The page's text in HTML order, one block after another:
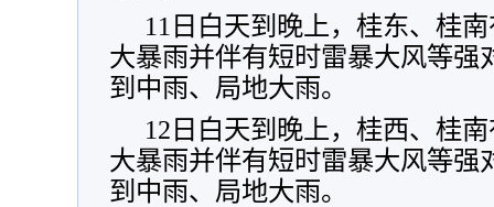
11日白天到晚上，桂东、桂
大暴雨并伴有短时雷暴大风等强
到中雨、局地大雨。
12日白天到晚上，桂西、桂
大暴雨并伴有短时雷暴大风等强
到中雨、局地大雨。